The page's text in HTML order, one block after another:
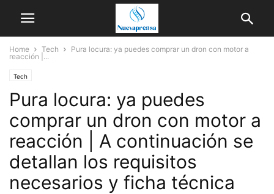
Home Tech
Pura locura: ya puedes comprar un dron con motor a
reacción |...
Tech
Pura locura: ya puedes
comprar un dron con motor a
reacción | A continuación se
detallan los requisitos
necesarios y ficha técnica